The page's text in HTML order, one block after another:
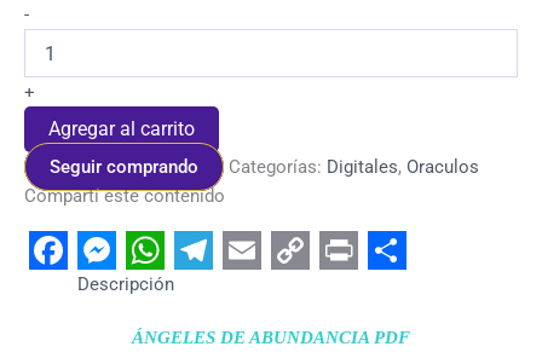
-
+
Agregar al carrito
Seguir comprando Categorías: Digitales, Oraculos
Compartí este contenido
Facebook
Messenger
WhatsApp
Link
Descripción
ÁNGELES DE ABUNDANCIA PDF